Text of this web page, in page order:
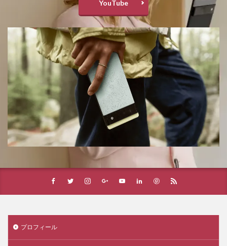
YouTube
プロフィール